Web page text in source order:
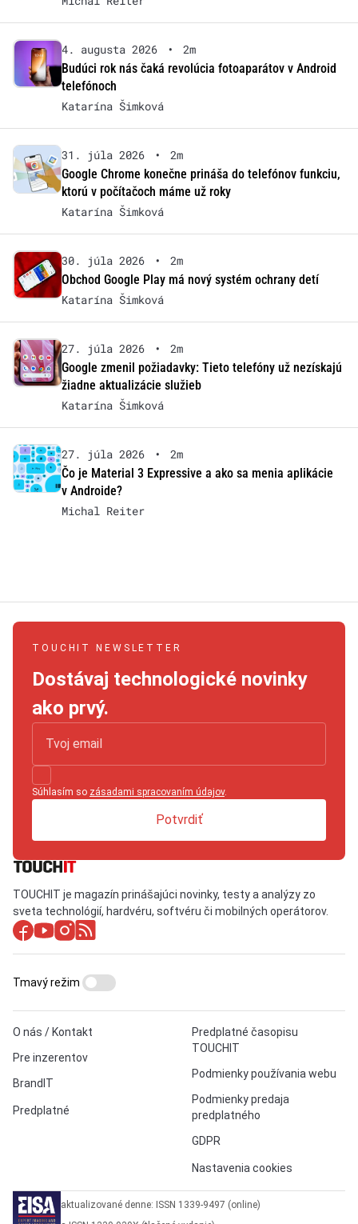
4. augusta 2026 •
2m
Budúci rok nás čaká revolúcia fotoaparátov v Android
telefónoch
Katarína Šimková
31. júla 2026 •
2m
Google Chrome konečne prináša do telefónov funkciu,
ktorú v počítačoch máme už roky
Katarína Šimková
30. júla 2026 •
2m
Obchod Google Play má nový systém ochrany detí
Katarína Šimková
27. júla 2026 •
2m
Google zmenil požiadavky: Tieto telefóny už nezískajú
žiadne aktualizácie služieb
Katarína Šimková
27. júla 2026 •
2m
Čo je Material 3 Expressive a ako sa menia aplikácie
v Androide?
Michal Reiter
TOUCHIT NEWSLETTER
Dostávaj technologické novinky
ako prvý.
Súhlasím so zásadami spracovaním údajov.
Potvrdiť
TOUCHIT je magazín prinášajúci novinky, testy a analýzy zo
sveta technológií, hardvéru, softvéru či mobilných operátorov.
O nás / Kontakt
Pre inzerentov
BrandIT
Predplatné
Predplatné časopisu
TOUCHIT
Podmienky používania webu
Podmienky predaja
predplatného
GDPR
Nastavenia cookies
Tmavý režim
aktualizované denne: ISSN 1339-9497 (online)